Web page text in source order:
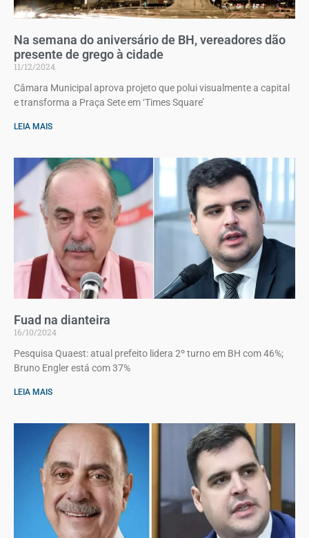
Na semana do aniversário de BH, vereadores dão
presente de grego à cidade
11/12/2024
Câmara Municipal aprova projeto que polui visualmente a capital
e transforma a Praça Sete em ‘Times Square’
LEIA MAIS
Fuad na dianteira
16/10/2024
Pesquisa Quaest: atual prefeito lidera 2º turno em BH com 46%;
Bruno Engler está com 37%
LEIA MAIS